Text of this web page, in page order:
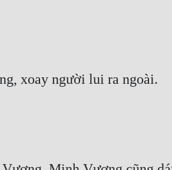
xoay người lui ra ngoài.